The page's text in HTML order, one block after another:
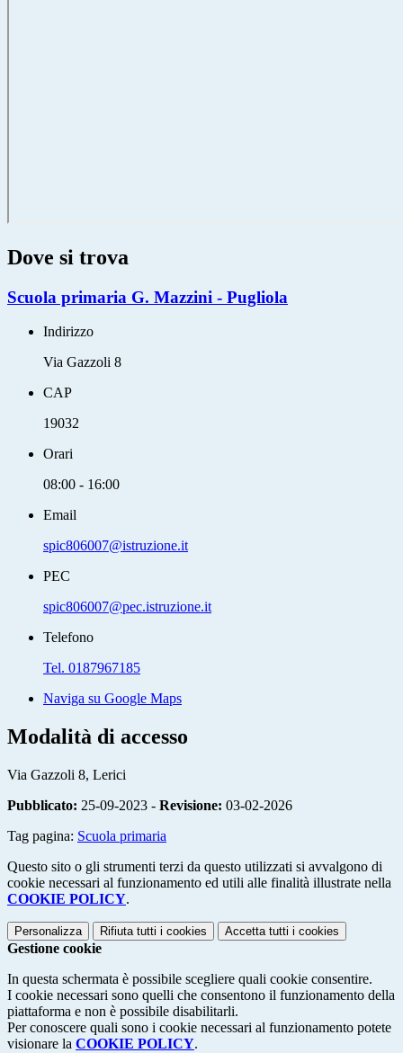
Dove si trova
Scuola primaria G. Mazzini - Pugliola
Indirizzo
Via Gazzoli 8
CAP
19032
Orari
08:00 - 16:00
Email
spic806007@istruzione.it
PEC
spic806007@pec.istruzione.it
Telefono
Tel. 0187967185
Naviga su Google Maps
Modalità di accesso
Via Gazzoli 8, Lerici
Pubblicato: 25-09-2023 - Revisione: 03-02-2026
Tag pagina: Scuola primaria
Questo sito o gli strumenti terzi da questo utilizzati si avvalgono di
cookie necessari al funzionamento ed utili alle finalità illustrate nella
COOKIE POLICY.
Personalizza Rifiuta tutti i cookies Accetta tutti i cookies
Gestione cookie
In questa schermata è possibile scegliere quali cookie consentire.
I cookie necessari sono quelli che consentono il funzionamento della
piattaforma e non è possibile disabilitarli.
Per conoscere quali sono i cookie necessari al funzionamento potete
visionare la COOKIE POLICY.